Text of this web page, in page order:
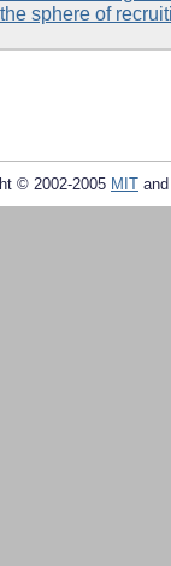
sphere of
© 2002-2005 MIT